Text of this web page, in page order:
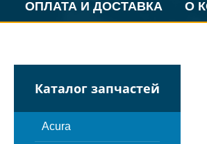
ОПЛАТА И ДОСТАВКА
О
Каталог запчастей
Acura